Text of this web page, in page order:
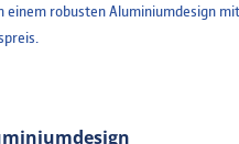
einem robusten Aluminiumdesign